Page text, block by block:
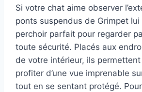
Si votre chat aime observer
ponts suspendus de Grimpet
perchoir parfait pour regarder
toute sécurité. Placés aux
de votre intérieur, ils
profiter d’une vue imprenable
tout en se sentant protégé.